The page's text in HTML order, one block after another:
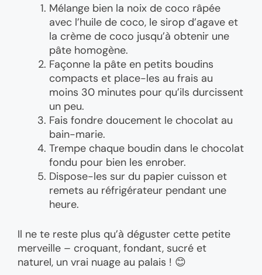
Mélange bien la noix de coco râpée
avec l’huile de coco, le sirop d’agave et
la crème de coco jusqu’à obtenir une
pâte homogène.
Façonne la pâte en petits boudins
compacts et place-les au frais au
moins 30 minutes pour qu’ils durcissent
un peu.
Fais fondre doucement le chocolat au
bain-marie.
Trempe chaque boudin dans le chocolat
fondu pour bien les enrober.
Dispose-les sur du papier cuisson et
remets au réfrigérateur pendant une
heure.
Il ne te reste plus qu’à déguster cette petite
merveille – croquant, fondant, sucré et
naturel, un vrai nuage au palais ! 😊